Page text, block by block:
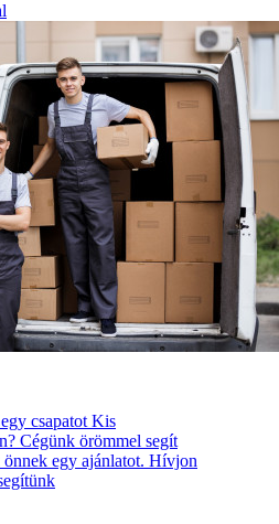
csapatot Kis
Cégünk örömmel segít
egy ajánlatot. Hívjon